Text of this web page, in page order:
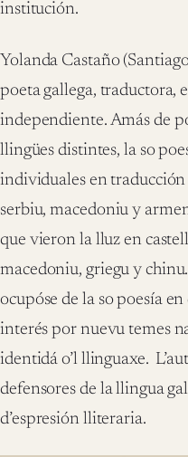
institución.
Yolanda Castaño
poeta gallega, traductora,
independiente. Amás de
llingües distintes, la so
individuales en
serbiu, macedoniu y
que vieron la lluz en
macedoniu, griegu y
ocupóse de la so poesía
interés por nuevu temes
identidá o’l llinguaxe.
defensores de la llingua
d’espresión lliteraria.